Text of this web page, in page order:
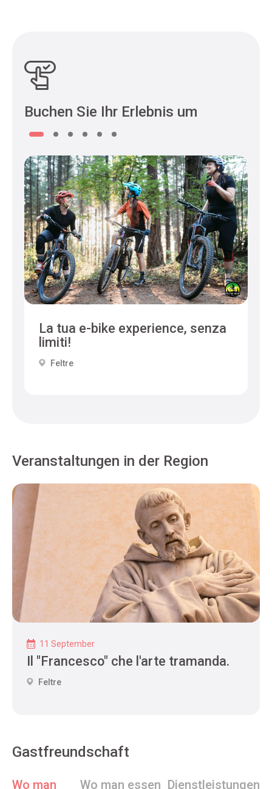
Buchen Sie Ihr Erlebnis um
La tua e-bike experience, senza
limiti!
Feltre
Veranstaltungen in der Region
11 September
Il "Francesco" che l'arte tramanda.
Feltre
Gastfreundschaft
Wo man Wo man essen Dienstleistungen